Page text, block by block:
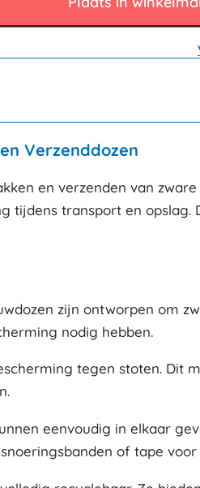
Verzenddozen
en verzenden van
tijdens transport en opslag.
zijn ontworpen om
nodig hebben.
tegen stoten. Dit
eenvoudig in elkaar
of tape